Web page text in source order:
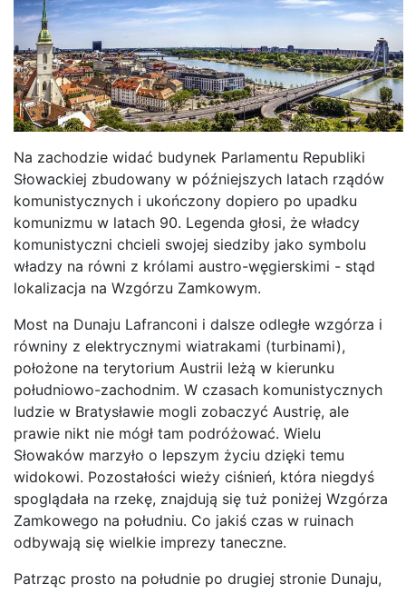
Na zachodzie widać budynek Parlamentu Republiki
Słowackiej zbudowany w późniejszych latach rządów
komunistycznych i ukończony dopiero po upadku
komunizmu w latach 90. Legenda głosi, że władcy
komunistyczni chcieli swojej siedziby jako symbolu
władzy na równi z królami austro-węgierskimi - stąd
lokalizacja na Wzgórzu Zamkowym.
Most na Dunaju Lafranconi i dalsze odległe wzgórza i
równiny z elektrycznymi wiatrakami (turbinami),
położone na terytorium Austrii leżą w kierunku
południowo-zachodnim. W czasach komunistycznych
ludzie w Bratysławie mogli zobaczyć Austrię, ale
prawie nikt nie mógł tam podróżować. Wielu
Słowaków marzyło o lepszym życiu dzięki temu
widokowi. Pozostałości wieży ciśnień, która niegdyś
spoglądała na rzekę, znajdują się tuż poniżej Wzgórza
Zamkowego na południu. Co jakiś czas w ruinach
odbywają się wielkie imprezy taneczne.
Patrząc prosto na południe po drugiej stronie Dunaju,